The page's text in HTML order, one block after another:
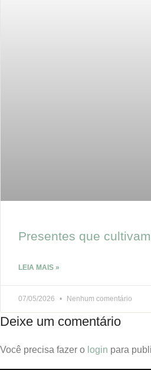
Presentes que
LEIA MAIS »
07/05/2026 Nenhum comentário
Deixe um comentário
Você precisa fazer o login para